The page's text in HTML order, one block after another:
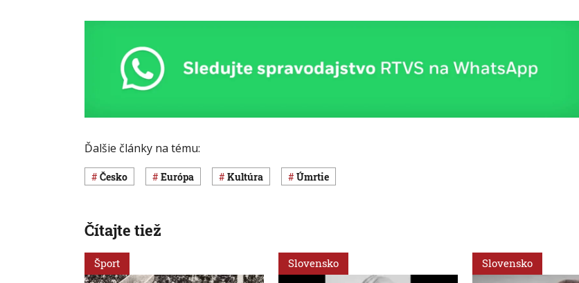
Ďalšie články na tému:
Česko Európa Kultúra úmrtie
Čítajte tiež
Šport Slovensko Slovensko